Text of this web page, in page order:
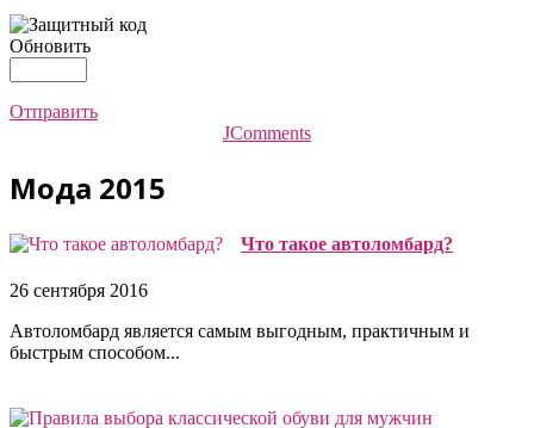
Обновить
Отправить
JComments
Мода 2015
Что такое автоломбард?
26 сентября 2016
Автоломбард является самым выгодным, практичным и
быстрым способом...